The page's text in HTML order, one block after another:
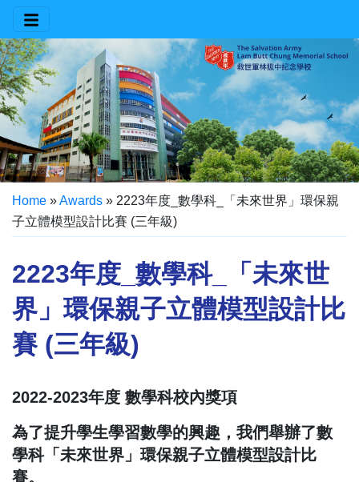
Home »Awards » 2223年度_數學科_「未來世界」環保親
子立體模型設計比賽 (三年級)
2223年度_數學科_「未來世
界」環保親子立體模型設計比
賽 (三年級)
2022-2023年度 數學科校內獎項
為了提升學生學習數學的興趣，我們舉辦了數
學科「未來世界」環保親子立體模型設計比
賽。